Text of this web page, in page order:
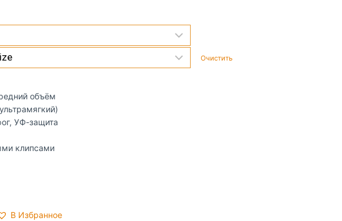
Очистить
объём
УФ-защита
клипсами
В Избранное